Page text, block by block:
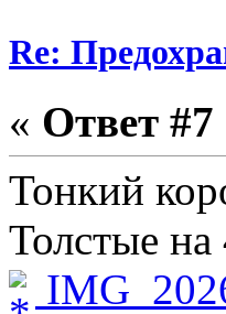
Re:
« Ответ #7
Тонкий
Толстые на